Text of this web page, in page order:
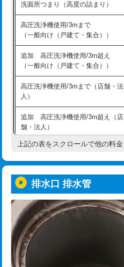
バスタブ設置
追加人工
廃棄・処分
※給水管工事は20mmまでの価格
給水管工事※（ホール加工)
給水管工事※（バンド止め)
給水管工事※（支持金具設置)
給水管工事※（保温材使用（バン
め込み）)
給水管工事※（土の掘削・埋め戻
業)
給水管工事※（塩ビ管（VP・HI）使
用/3ｍまで)
用（追加）/3ｍ超え)
給水管工事※（ライニング鋼管・
管・ポリ管・HT管使用/3ｍまで)
給水管工事※（ライニング鋼管・銅
管・ポリ管・HT管使用/3ｍ超え)
排水管工事（土の掘削・埋め戻し作
洗面所つまり（高度の詰まり）
高圧洗浄機使用/3mまで
（一般向け（戸建て・集合））
追加 高圧洗浄機使用/3m超え
（一般向け（戸建て・集合））
高圧洗浄機使用/3mまで（店舗・法
人）
追加 高圧洗浄機使用/3m超え（店
舗・法人）
高度高圧洗浄換
トーラー機使用/3mまで
追加トーラー機使用/3m超え
カメラ調査
桝清掃
上記の表をスクロールで他の料金
排水口 排水管